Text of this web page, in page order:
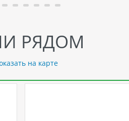
РЯДОМ
на карте